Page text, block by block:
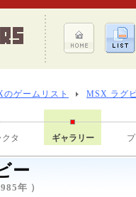
のゲームリスト MSX ラグ
タ ギャラリー
ー
年 ）